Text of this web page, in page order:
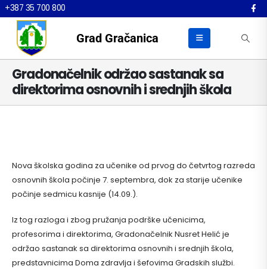
+387 35 700 800
Grad Gračanica
Gradonačelnik održao sastanak sa
direktorima osnovnih i srednjih škola
Nova školska godina za učenike od prvog do četvrtog razreda
osnovnih škola počinje 7. septembra, dok za starije učenike
počinje sedmicu kasnije (14.09.).
Iz tog razloga i zbog pružanja podrške učenicima,
profesorima i direktorima, Gradonačelnik Nusret Helić je
održao sastanak sa direktorima osnovnih i srednjih škola,
predstavnicima Doma zdravlja i šefovima Gradskih službi.